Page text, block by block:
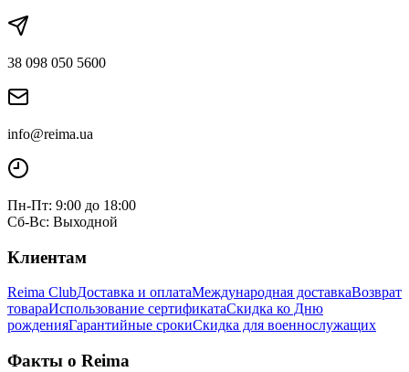
38 098 050 5600
info@reima.ua
Пн-Пт: 9:00 до 18:00
Сб-Вс: Выходной
Клиентам
Reima ClubДоставка и оплатаМеждународная доставкаВозврат
товараИспользование сертификатаСкидка ко Дню
рожденияГарантийные срокиСкидка для военнослужащих
Факты о Reima